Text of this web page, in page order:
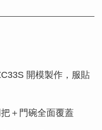
開模製作，服貼
把＋門碗全面覆蓋